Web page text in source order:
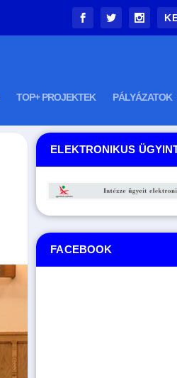
TOP+ PROJEKTEK PÁLYÁZATOK
ELEKTRONIKUS
FACEBOOK